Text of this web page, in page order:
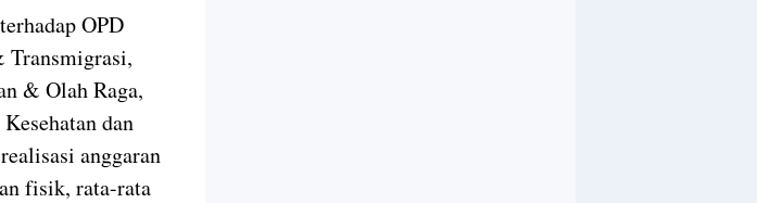
OPD
& Olah Raga,
dan
anggaran
fisik, rata-rata